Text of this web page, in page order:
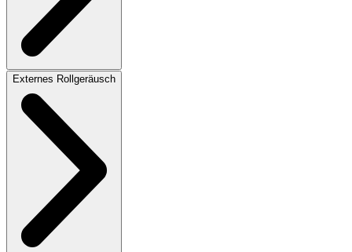
Externes Rollgeräusch